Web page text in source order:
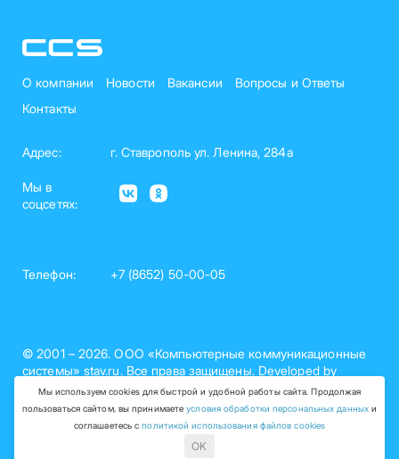
Мы используем cookies для быстрой и удобной работы сайта. Продолжая
пользоваться сайтом, вы принимаетеусловия обработки персональных данных и
соглашаетесь сполитикой использования файлов cookies
OK
О компании Новости Вакансии
Вопросы и Ответы
Контакты
Адрес: г. Ставрополь ул. Ленина, 284а
Мы в
соцсетях:
Телефон: +7 (8652) 50-00-05
© 2001 – 2026. ООО «Компьютерные коммуникационные
системы» stav.ru. Все права защищены. Developed by
nelset.com
Политика обработки персональных данных (рег. №26-15-